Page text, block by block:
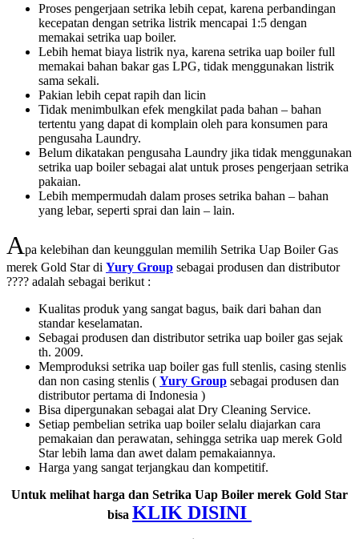
Proses pengerjaan setrika lebih cepat, karena perbandingan
kecepatan dengan setrika listrik mencapai 1:5 dengan
memakai setrika uap boiler.
Lebih hemat biaya listrik nya, karena setrika uap boiler full
memakai bahan bakar gas LPG, tidak menggunakan listrik
sama sekali.
Pakian lebih cepat rapih dan licin
Tidak menimbulkan efek mengkilat pada bahan – bahan
tertentu yang dapat di komplain oleh para konsumen para
pengusaha Laundry.
Belum dikatakan pengusaha Laundry jika tidak menggunakan
setrika uap boiler sebagai alat untuk proses pengerjaan setrika
pakaian.
Lebih mempermudah dalam proses setrika bahan – bahan
yang lebar, seperti sprai dan lain – lain.
Apa kelebihan dan keunggulan memilih Setrika Uap Boiler Gas
merek Gold Star di Yury Group sebagai produsen dan distributor
???? adalah sebagai berikut :
Kualitas produk yang sangat bagus, baik dari bahan dan
standar keselamatan.
Sebagai produsen dan distributor setrika uap boiler gas sejak
th. 2009.
Memproduksi setrika uap boiler gas full stenlis, casing stenlis
dan non casing stenlis ( Yury Group sebagai produsen dan
distributor pertama di Indonesia )
Bisa dipergunakan sebagai alat Dry Cleaning Service.
Setiap pembelian setrika uap boiler selalu diajarkan cara
pemakaian dan perawatan, sehingga setrika uap merek Gold
Star lebih lama dan awet dalam pemakaiannya.
Harga yang sangat terjangkau dan kompetitif.
Untuk melihat harga dan Setrika Uap Boiler merek Gold Star
bisa KLIK DISINI